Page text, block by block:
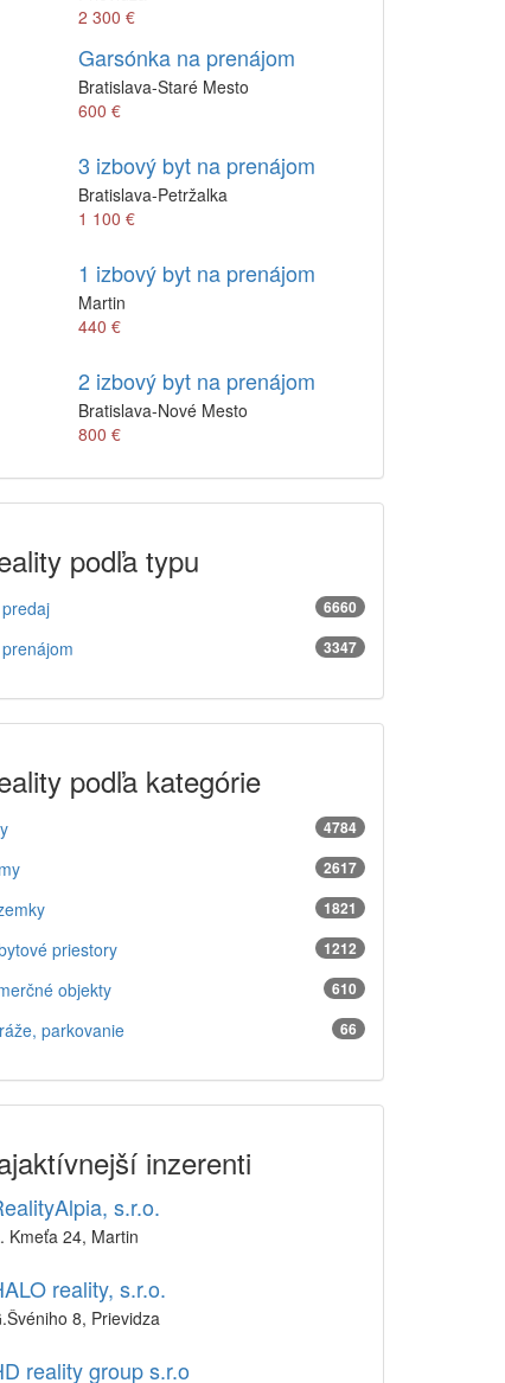
2 300 €
Garsónka na prenájom
Bratislava-Staré Mesto
600 €
3 izbový byt na prenájom
Bratislava-Petržalka
1 100 €
1 izbový byt na prenájom
Martin
440 €
2 izbový byt na prenájom
Bratislava-Nové Mesto
800 €
podľa typu
6660
3347
podľa kategórie
4784
2617
1821
1212
priestory
610
objekty
66
parkovanie
inzerenti
s.r.o.
Kmeťa 24, Martin
reality, s.r.o.
8, Prievidza
reality group s.r.o